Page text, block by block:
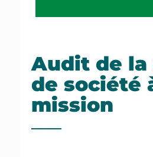
Audit de
de société
mission